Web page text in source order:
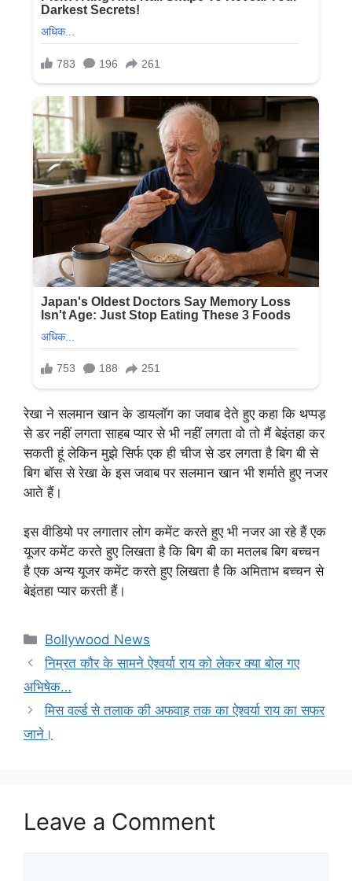
रेखा ने सलमान खान के डायलॉग का जवाब देते हुए कहा कि थप्पड़
से डर नहीं लगता साहब प्यार से भी नहीं लगता वो तो मैं बेइंतहा कर
सकती हूं लेकिन मुझे सिर्फ एक ही चीज से डर लगता है बिग बी से
बिग बॉस से रेखा के इस जवाब पर सलमान खान भी शर्माते हुए नजर
आते हैं।
इस वीडियो पर लगातार लोग कमेंट करते हुए भी नजर आ रहे हैं एक
यूजर कमेंट करते हुए लिखता है कि बिग बी का मतलब बिग बच्चन
है एक अन्य यूजर कमेंट करते हुए लिखता है कि अमिताभ बच्चन से
बेइंतहा प्यार करती हैं।
Categories
Bollywood News
निम्रत कौर के सामने ऐश्वर्या राय को लेकर क्या बोल गए
अभिषेक…
मिस वर्ल्ड से तलाक की अफवाह तक का ऐश्वर्या राय का सफर
जाने।
Leave a Comment